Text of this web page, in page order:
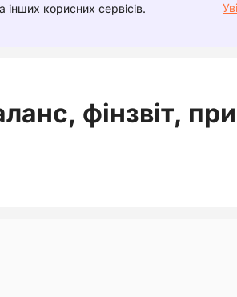
корисних сервісів.
фінзвіт,